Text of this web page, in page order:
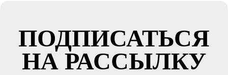
ПОДПИСАТЬСЯ
НА РАССЫЛКУ